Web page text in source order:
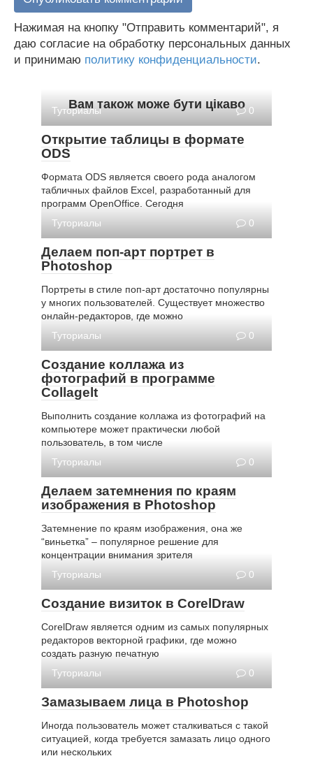
Нажимая на кнопку "Отправить комментарий", я
даю согласие на обработку персональных данных
и принимаю политику конфиденциальности.
Вам також може бути цікаво
Туториалы 0
Открытие таблицы в формате
ODS
Формата ODS является своего рода аналогом
табличных файлов Excel, разработанный для
программ OpenOffice. Сегодня
Туториалы
0
Делаем поп-арт портрет в
Photoshop
Портреты в стиле поп-арт достаточно популярны
у многих пользователей. Существует множество
онлайн-редакторов, где можно
Туториалы
0
Создание коллажа из
фотографий в программе
Collagelt
Выполнить создание коллажа из фотографий на
компьютере может практически любой
пользователь, в том числе
Туториалы
0
Делаем затемнения по краям
изображения в Photoshop
Затемнение по краям изображения, она же
“виньетка” – популярное решение для
концентрации внимания зрителя
Туториалы
0
Создание визиток в CorelDraw
CorelDraw является одним из самых популярных
редакторов векторной графики, где можно
создать разную печатную
Туториалы
0
Замазываем лица в Photoshop
Иногда пользователь может сталкиваться с такой
ситуацией, когда требуется замазать лицо одного
или нескольких